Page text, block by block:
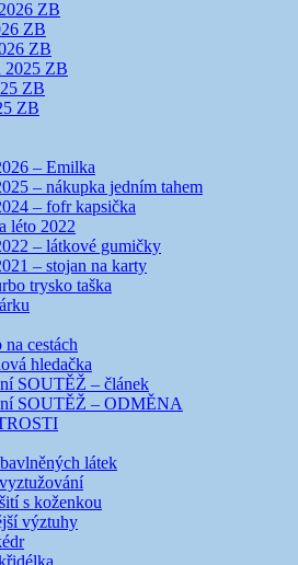
ZB
ZB
ZB
2025 ZB
ZB
ZB
– Emilka
– nákupka jedním tahem
– fofr kapsička
léto 2022
– látkové gumičky
– stojan na karty
trysko taška
cestách
hledačka
SOUTĚŽ – článek
SOUTĚŽ – ODMĚNA
látek
s koženkou
výztuhy